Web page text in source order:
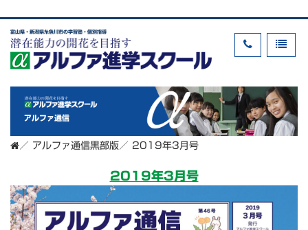
富山県・新潟県糸魚川市の学習塾・個別指導
アルファ通信
／ アルファ通信黒部版 ／ 2019年3月号
2019年3月号